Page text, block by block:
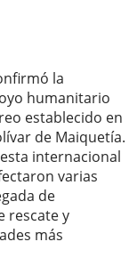
la
humanitario
establecido en
de Maiquetía.
internacional
varias
de
rescate y
más